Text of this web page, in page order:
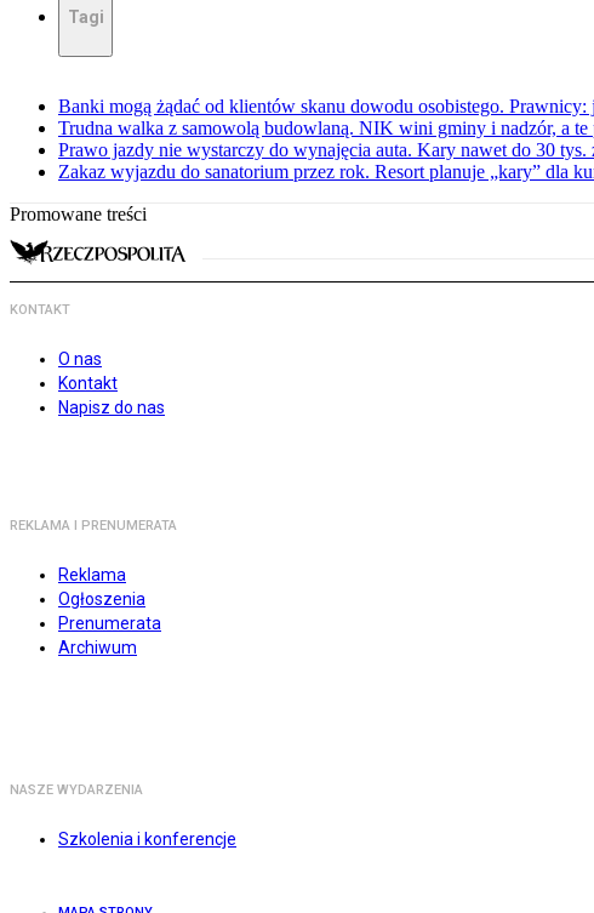
Tagi
Banki mogą żądać od klientów skanu dowodu osobistego. Prawnicy:
Trudna walka z samowolą budowlaną. NIK wini gminy i nadzór, a
Prawo jazdy nie wystarczy do wynajęcia auta. Kary nawet do 30 tys.
Zakaz wyjazdu do sanatorium przez rok. Resort planuje „kary” dla
Promowane treści
KONTAKT
O nas
Kontakt
Napisz do nas
REKLAMA I PRENUMERATA
Reklama
Ogłoszenia
Prenumerata
Archiwum
NASZE WYDARZENIA
Szkolenia i konferencje